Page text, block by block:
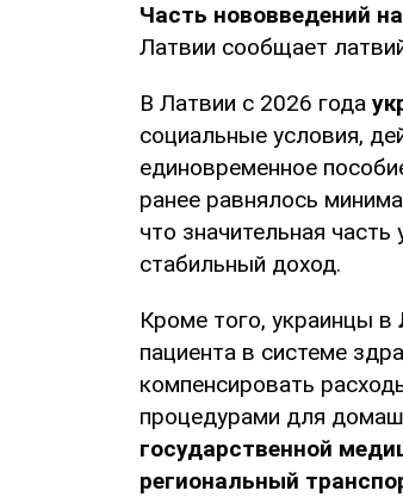
Часть нововведений
Латвии сообщает
В Латвии с 2026 года
социальные условия,
единовременное
ранее равнялось
что значительная
стабильный доход.
Кроме того, украинцы в
пациента в системе
компенсировать
процедурами для
государственной
региональный